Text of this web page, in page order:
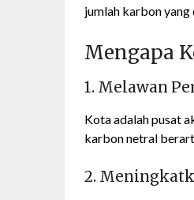
jumlah karbon
Mengapa
1. Melawan
Kota adalah pusat
karbon netral
2.